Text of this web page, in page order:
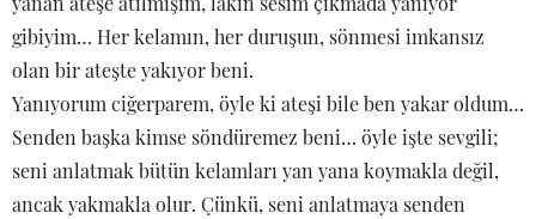
gibiyim… Her kelamın, her duruşun, sönmesi imkansız
olan bir ateşte yakıyor beni.
Yanıyorum ciğerparem, öyle ki ateşi bile ben yakar oldum…
Senden başka kimse söndüremez beni… öyle işte sevgili;
seni anlatmak bütün kelamları yan yana koymakla değil,
ancak yakmakla olur. Çünkü, seni anlatmaya senden